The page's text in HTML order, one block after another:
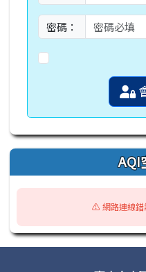
密碼：
AQI
⚠️ 網路連線錯